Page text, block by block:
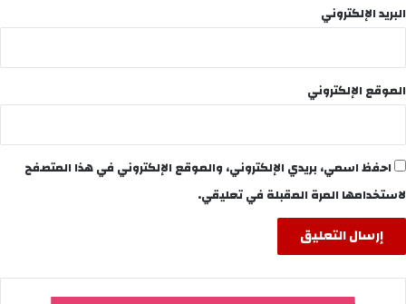
البريد الإلكتروني
الموقع الإلكتروني
احفظ اسمي، بريدي الإلكتروني، والموقع الإلكتروني في هذا المتصفح
لاستخدامها المرة المقبلة في تعليقي.